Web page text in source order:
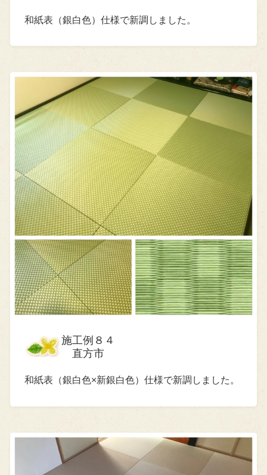
和紙表（銀白色）仕様で新調しました。
施工例８４
直方市
和紙表（銀白色×新銀白色）仕様で新調しました。